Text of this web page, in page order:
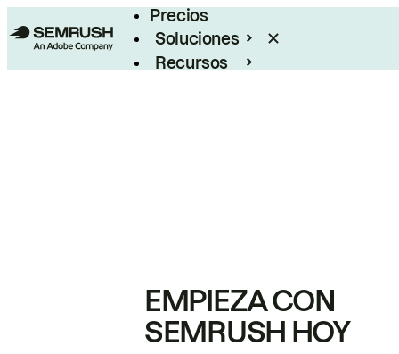
Precios
Soluciones
Recursos
EMPIEZA CON
SEMRUSH HOY